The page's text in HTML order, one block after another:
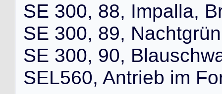
SE 300, 88, Impalla, B
SE 300, 89, Nachtgrün
SE 300, 90, Blauschw
SEL560, Antrieb im Fo